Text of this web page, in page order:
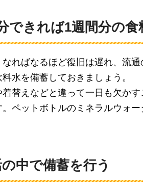
できれば1週間分の食
なればなるほど復旧は遅れ、流
水を備蓄しておきましょう。
替えなどと違って一日も欠かす
。ペットボトルのミネラルウォ
の中で備蓄を行う